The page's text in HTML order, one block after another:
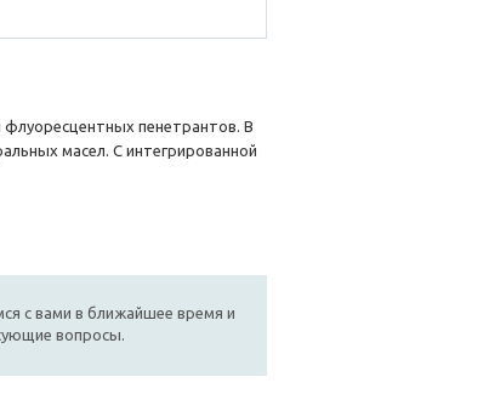
пенетрантов. В
масел. С интегрированной
с вами в ближайшее время и
вопросы.